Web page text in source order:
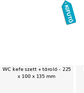
WC kefe szett + tároló - 225
x 100 x 135 mm